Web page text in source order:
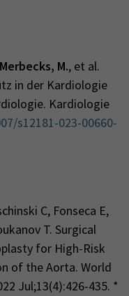
Merbecks, M., et al.
in der Kardiologie
Kardiologie
s12181-023-00660-
C, Fonseca E,
T. Surgical
for High-Risk
of the Aorta. World
Jul;13(4):426-435. *